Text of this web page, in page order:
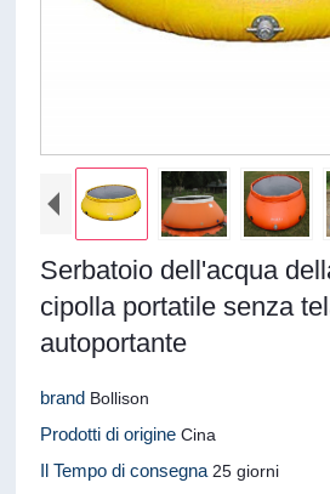
Serbatoio dell'acqua
cipolla portatile senza
autoportante
brand Bollison
Prodotti di origineCina
Il Tempo di consegna 25 giorni